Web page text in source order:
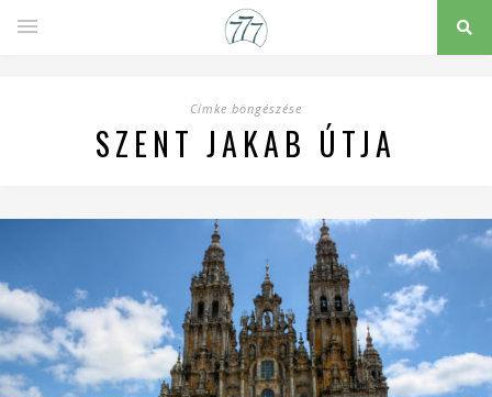
Címke böngészése
SZENT JAKAB ÚTJA